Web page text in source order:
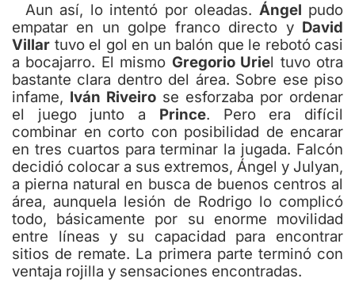
Aun así, lo intentó por oleadas. Ángel pudo
empatar en un golpe franco directo y David
Villar tuvo el gol en un balón que le rebotó casi
a bocajarro. El mismo Gregorio Uriel tuvo otra
bastante clara dentro del área. Sobre ese piso
infame, Iván Riveiro se esforzaba por ordenar
el juego junto a Prince. Pero era difícil
combinar en corto con posibilidad de encarar
en tres cuartos para terminar la jugada. Falcón
decidió colocar a sus extremos, Ángel y Julyan,
a pierna natural en busca de buenos centros al
área, aunquela lesión de Rodrigo lo complicó
todo, básicamente por su enorme movilidad
entre líneas y su capacidad para encontrar
sitios de remate. La primera parte terminó con
ventaja rojilla y sensaciones encontradas.